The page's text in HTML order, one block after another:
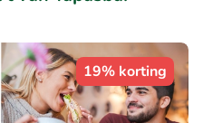
19% korting